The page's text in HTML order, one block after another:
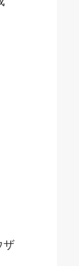
ザ